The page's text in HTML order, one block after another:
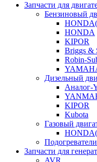
Запчасти для
Бензиновый
HONDA
KIPOR
Briggs &
Robin-
Дизельный
Аналог-
KIPOR
Kubota
Газовый
Запчасти для
AVR